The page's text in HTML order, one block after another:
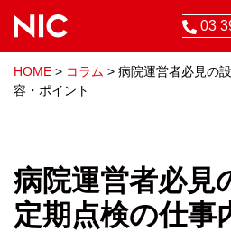
03
HOME > コラム > 病院運営者必見の
容・ポイント
病院運営者必見
定期点検の仕事